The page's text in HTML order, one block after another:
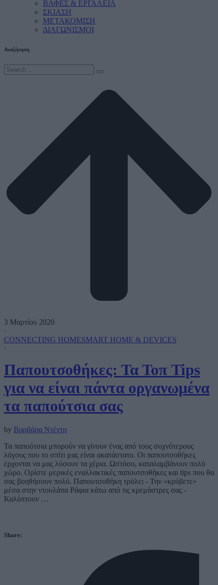
ΒΑΦΕΣ & ΕΡΓΑΛΕΙΑ
ΣΚΙΑΣΗ
ΜΕΤΑΚΟΜΙΣΗ
ΔΙΑΓΩΝΙΣΜΟΙ
Αναζήτηση
3 Μαρτίου 2020
·
CONNECTING HOMESMART HOME & DEVICES
·
Παπουτσοθήκες: Τα Τοπ Tips
για να είναι πάντα οργανωμένα
τα παπούτσια σας
by Βαρβάρα Ντέντη
Τα παπούτσια μπορούν να γίνουν ένας από τους συχνότερους
λόγους που το σπίτι μας είναι ακατάστατο. Οι παπουτσοθήκες
έρχονται να μας λύσουν τα χέρια. Ωστόσο, καταλαμβάνουν πολύ
χώρο. Ορίστε μερικές εναλλακτικές παπουτσοθήκες και tips που θα
σας βοηθήσουν πολύ. Παπουτσοθήκη τρόλει - Την «κρύβετε»
μέσα στην ντουλάπα Ράφια κάτω από τις κρεμάστρες σας -
Καλύπτουν …
Share: